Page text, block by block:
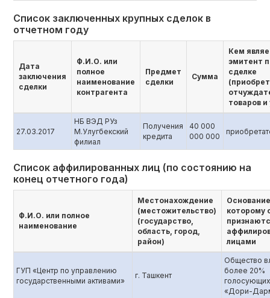
Список заключенных крупных сделок в
отчетном году
Дата
заключения
сделки
Ф.И.О. или
полное
наименование
контрагента
Предмет
сделки
Сумма
Кем
эмитент
сделке
товаров и
27.03.2017
НБ ВЭД РУз
М.Улугбекский
филиал
Получения
кредита
40 000
000 000
Список аффилированных лиц (по состоянию на
конец отчетного года)
Ф.И.О. или полное
наименование
Местонахождение
(местожительство)
(государство,
область, город,
район)
которому
лицами
ГУП «Центр по управлению
государственными активами»
г. Ташкент
Общество
более 20%
«Дори-